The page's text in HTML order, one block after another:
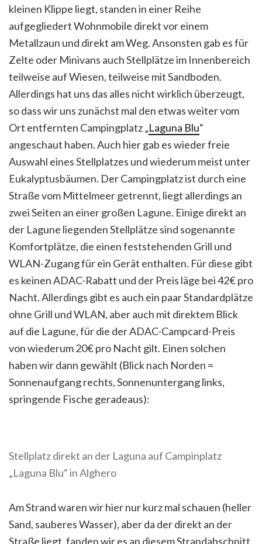
kleinen Klippe liegt, standen in einer Reihe
aufgegliedert Wohnmobile direkt vor einem
Metallzaun und direkt am Weg. Ansonsten gab es für
Zelte oder Minivans auch Stellplätze im Innenbereich
teilweise auf Wiesen, teilweise mit Sandboden.
Allerdings hat uns das alles nicht wirklich überzeugt,
so dass wir uns zunächst mal den etwas weiter vom
Ort entfernten Campingplatz „Laguna Blu“
angeschaut haben. Auch hier gab es wieder freie
Auswahl eines Stellplatzes und wiederum meist unter
Eukalyptusbäumen. Der Campingplatz ist durch eine
Straße vom Mittelmeer getrennt, liegt allerdings an
zwei Seiten an einer großen Lagune. Einige direkt an
der Lagune liegenden Stellplätze sind sogenannte
Komfortplätze, die einen feststehenden Grill und
WLAN-Zugang für ein Gerät enthalten. Für diese gibt
es keinen ADAC-Rabatt und der Preis läge bei 42€ pro
Nacht. Allerdings gibt es auch ein paar Standardplätze
ohne Grill und WLAN, aber auch mit direktem Blick
auf die Lagune, für die der ADAC-Campcard-Preis
von wiederum 20€ pro Nacht gilt. Einen solchen
haben wir dann gewählt (Blick nach Norden =
Sonnenaufgang rechts, Sonnenuntergang links,
springende Fische geradeaus):
Stellplatz direkt an der Laguna auf Campinplatz
„Laguna Blu“ in Alghero
Am Strand waren wir hier nur kurz mal schauen (heller
Sand, sauberes Wasser), aber da der direkt an der
Straße liegt, fanden wir es an diesem Strandabschnitt